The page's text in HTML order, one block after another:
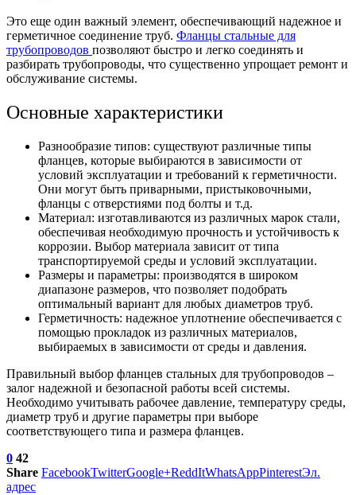
Это еще один важный элемент, обеспечивающий надежное и
герметичное соединение труб. Фланцы стальные для
трубопроводов позволяют быстро и легко соединять и
разбирать трубопроводы, что существенно упрощает ремонт и
обслуживание системы.
Основные характеристики
Разнообразие типов: существуют различные типы
фланцев, которые выбираются в зависимости от
условий эксплуатации и требований к герметичности.
Они могут быть приварными, пристыковочными,
фланцы с отверстиями под болты и т.д.
Материал: изготавливаются из различных марок стали,
обеспечивая необходимую прочность и устойчивость к
коррозии. Выбор материала зависит от типа
транспортируемой среды и условий эксплуатации.
Размеры и параметры: производятся в широком
диапазоне размеров, что позволяет подобрать
оптимальный вариант для любых диаметров труб.
Герметичность: надежное уплотнение обеспечивается с
помощью прокладок из различных материалов,
выбираемых в зависимости от среды и давления.
Правильный выбор фланцев стальных для трубопроводов –
залог надежной и безопасной работы всей системы.
Необходимо учитывать рабочее давление, температуру среды,
диаметр труб и другие параметры при выборе
соответствующего типа и размера фланцев.
0 42
Share FacebookTwitterGoogle+ReddItWhatsAppPinterestЭл.
адрес